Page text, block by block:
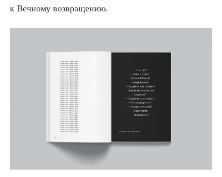
к Веч­но­му возвращению.